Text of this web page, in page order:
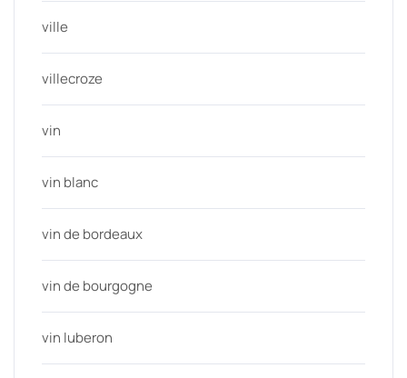
ville
villecroze
vin
vin blanc
vin de bordeaux
vin de bourgogne
vin luberon